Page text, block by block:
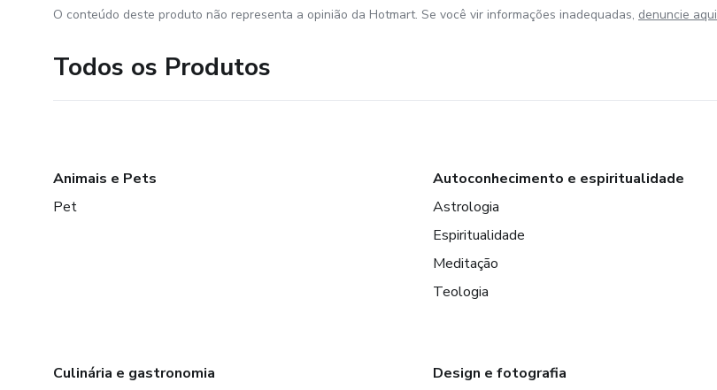
O conteúdo deste produto não representa a opinião da Hotmart. Se você vir informações inadequadas, denuncie aqui
Todos os Produtos
Animais e Pets
Pet
Autoconhecimento e espiritualidade
Astrologia
Espiritualidade
Meditação
Teologia
Culinária e gastronomia
Design e fotografia